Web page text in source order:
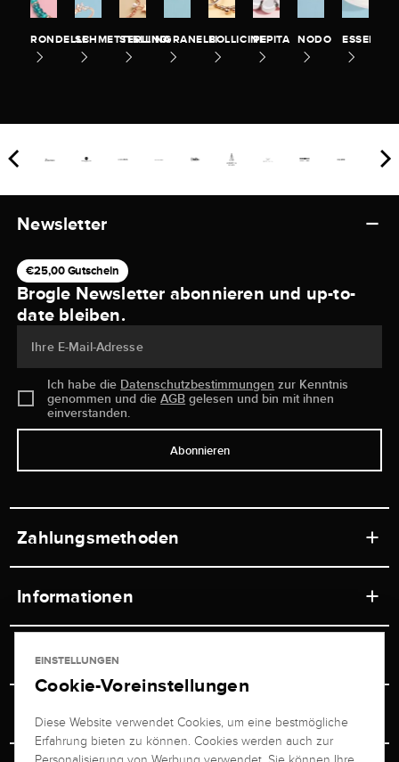
RONDELLESCHMETTERLING
STELLINAGRANELLIBOLLICINEPEPITA NODO
Newsletter
€25,00 Gutschein
Brogle Newsletter abonnieren und up-to-
date bleiben.
Ihre E-Mail-Adresse
Ich habe die Datenschutzbestimmungen zur Kenntnis
genommen und dieAGB gelesen und bin mit ihnen
einverstanden.
Abonnieren
Zahlungsmethoden
Informationen
Ladengeschäft
Versand & Zahlung
Ratgeber
Service
Newsletterabmeldung
Juwelier Brogle
EINSTELLUNGEN
Cookie-Voreinstellungen
Diese Website verwendet Cookies, um eine bestmögliche
Erfahrung bieten zu können. Cookies werden auch zur